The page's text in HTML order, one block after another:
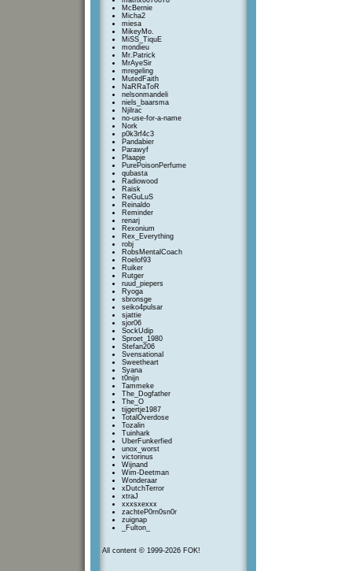
McBernie
Micha2
miesa
MikeyMo.
MiSS_TiquE
mondieu
Mr.Patrick
MrAyeSir
mregeling
MutedFaith
NaRRaToR
nelsonmandeli
niels_baarsma
Njilrac
no-use-for-a-name
Nork
p0k3rf4c3
Pandabier
Parawyf
Plaapje
PurePoisonPerfume
qubasta
Radiowood
Raisk
ReGuLuS
Reinaldo
Reminder
renarj
Rexonium
Rex_Everything
robj
RobsMentalCoach
Roelof93
Ruiker
Rutger
ruud_piepers
Ryoga
sbronsge
seiko4pulsar
sjattie
sjor06
SockUdip
Sproet_1980
Stefan206
SvensationaI
Sweetheart
Syana
t0nijn
Tammeke
The_Dogfather
The_O
tijgertje1987
TotalOverdose
Tozalin
Tuinhark
UberFunkerfied
unox_worst
victorinus
Wijnand
Wim-Deetman
Wonderaar
xDutchTerror
xtraJ
xxxsxexxx
zachteP0rn0sn0r
zuignap
_Fulton_
All content © 1999-2026 FOK!